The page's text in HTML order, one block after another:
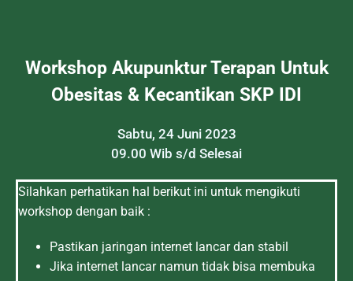
Workshop Akupunktur Terapan Untuk
Obesitas & Kecantikan SKP IDI
Sabtu, 24 Juni 2023
09.00 Wib s/d Selesai
Silahkan perhatikan hal berikut ini untuk mengikuti
workshop dengan baik :
Pastikan jaringan internet lancar dan stabil
Jika internet lancar namun tidak bisa membuka